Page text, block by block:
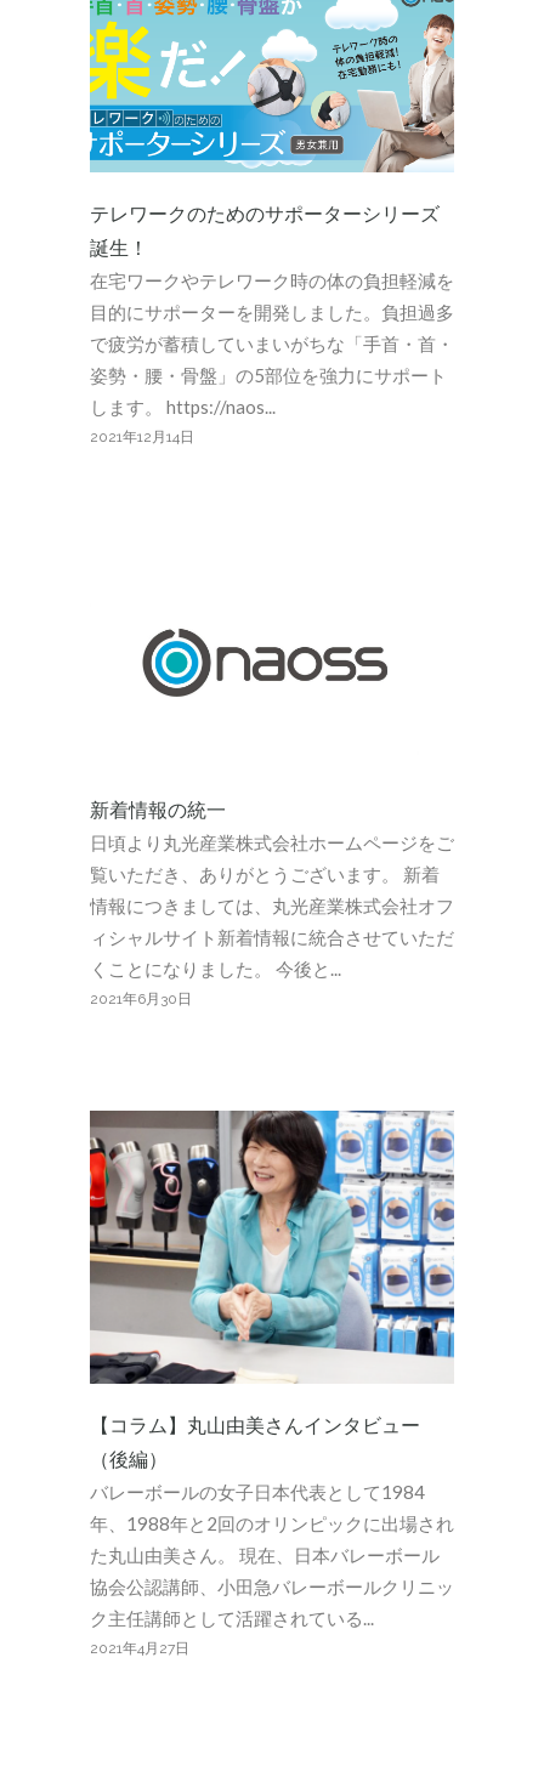
テレワークのためのサポーターシリーズ
誕生！
在宅ワークやテレワーク時の体の負担軽減を
目的にサポーターを開発しました。負担過多
で疲労が蓄積していまいがちな「手首・首・
姿勢・腰・骨盤」の5部位を強力にサポート
します。 https://naos...
2021年12月14日
新着情報の統一
日頃より丸光産業株式会社ホームページをご
覧いただき、ありがとうございます。 新着
情報につきましては、丸光産業株式会社オフ
ィシャルサイト新着情報に統合させていただ
くことになりました。 今後と...
2021年6月30日
【コラム】丸山由美さんインタビュー
（後編）
バレーボールの女子日本代表として1984
年、1988年と2回のオリンピックに出場され
た丸山由美さん。 現在、日本バレーボール
協会公認講師、小田急バレーボールクリニッ
ク主任講師として活躍されている...
2021年4月27日